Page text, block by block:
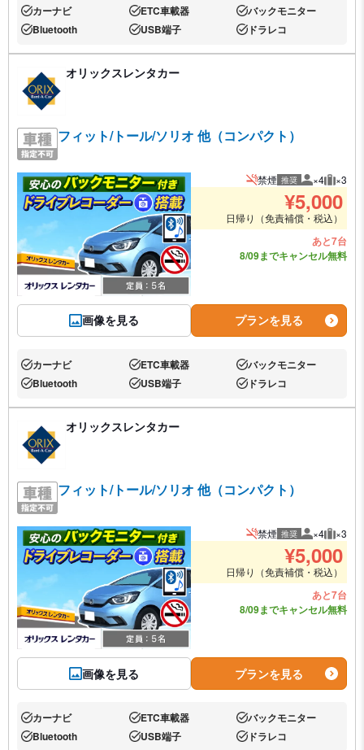
あり:カーナビ あり:ETC車載器 あり:バックモニター
あり:Bluetooth あり:USB端子 あり:ドラレコ
オリックスレンタカー
フィット/トール/ソリオ 他（コンパクト）
画像を見る
禁煙 推奨 推奨人数
×4 推奨
×3
¥5,000
日帰り（免責補償・税込）
あと7台
8/09までキャンセル無料
プランを見る
あり:カーナビ あり:ETC車載器 あり:バックモニター
あり:Bluetooth あり:USB端子 あり:ドラレコ
オリックスレンタカー
フィット/トール/ソリオ 他（コンパクト）
画像を見る
禁煙 推奨 推奨人数
×4 推奨
×3
¥5,000
日帰り（免責補償・税込）
あと7台
8/09までキャンセル無料
プランを見る
あり:カーナビ あり:ETC車載器 あり:バックモニター
あり:Bluetooth あり:USB端子 あり:ドラレコ